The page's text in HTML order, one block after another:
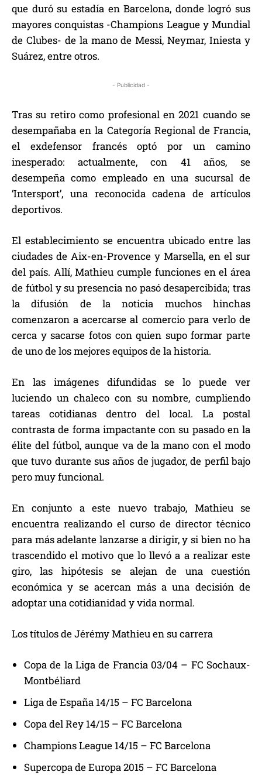
que duró su estadía en Barcelona, donde logró sus
mayores conquistas -Champions League y Mundial
de Clubes- de la mano de Messi, Neymar, Iniesta y
Suárez, entre otros.
- Publicidad -
Tras su retiro como profesional en 2021 cuando se
desempañaba en la Categoría Regional de Francia,
el exdefensor francés optó por un camino
inesperado: actualmente, con 41 años, se
desempeña como empleado en una sucursal de
‘Intersport’, una reconocida cadena de artículos
deportivos.
El establecimiento se encuentra ubicado entre las
ciudades de Aix-en-Provence y Marsella, en el sur
del país. Allí, Mathieu cumple funciones en el área
de fútbol y su presencia no pasó desapercibida; tras
la difusión de la noticia muchos hinchas
comenzaron a acercarse al comercio para verlo de
cerca y sacarse fotos con quien supo formar parte
de uno de los mejores equipos de la historia.
En las imágenes difundidas se lo puede ver
luciendo un chaleco con su nombre, cumpliendo
tareas cotidianas dentro del local. La postal
contrasta de forma impactante con su pasado en la
élite del fútbol, aunque va de la mano con el modo
que tuvo durante sus años de jugador, de perfil bajo
pero muy funcional.
En conjunto a este nuevo trabajo, Mathieu se
encuentra realizando el curso de director técnico
para más adelante lanzarse a dirigir, y si bien no ha
trascendido el motivo que lo llevó a a realizar este
giro, las hipótesis se alejan de una cuestión
económica y se acercan más a una decisión de
adoptar una cotidianidad y vida normal.
Los títulos de Jérémy Mathieu en su carrera
Copa de la Liga de Francia 03/04 – FC Sochaux-
Montbéliard
Liga de España 14/15 – FC Barcelona
Copa del Rey 14/15 – FC Barcelona
Champions League 14/15 – FC Barcelona
Supercopa de Europa 2015 – FC Barcelona